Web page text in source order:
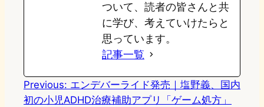
ついて、読者の皆さんと共
に学び、考えていけたらと
思っています。
記事一覧
Previous: エンデバーライド発売｜塩野義、国内
初の小児ADHD治療補助アプリ「ゲーム処方」